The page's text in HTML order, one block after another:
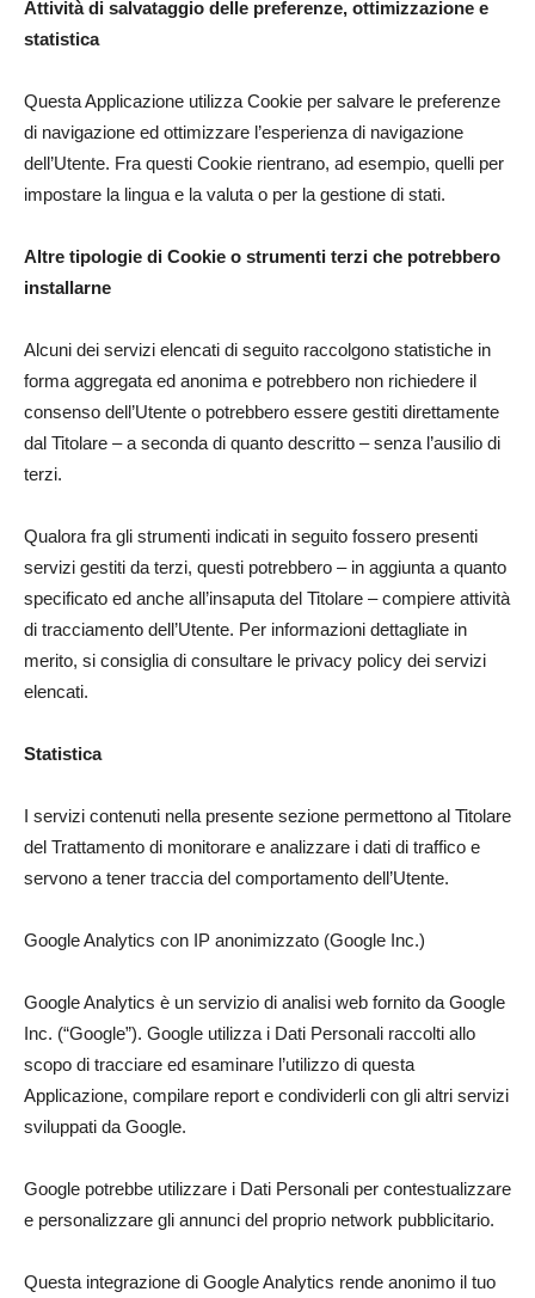
Attività di salvataggio delle preferenze, ottimizzazione e
statistica
Questa Applicazione utilizza Cookie per salvare le preferenze
di navigazione ed ottimizzare l’esperienza di navigazione
dell’Utente. Fra questi Cookie rientrano, ad esempio, quelli per
impostare la lingua e la valuta o per la gestione di stati.
Altre tipologie di Cookie o strumenti terzi che potrebbero
installarne
Alcuni dei servizi elencati di seguito raccolgono statistiche in
forma aggregata ed anonima e potrebbero non richiedere il
consenso dell’Utente o potrebbero essere gestiti direttamente
dal Titolare – a seconda di quanto descritto – senza l’ausilio di
terzi.
Qualora fra gli strumenti indicati in seguito fossero presenti
servizi gestiti da terzi, questi potrebbero – in aggiunta a quanto
specificato ed anche all’insaputa del Titolare – compiere attività
di tracciamento dell’Utente. Per informazioni dettagliate in
merito, si consiglia di consultare le privacy policy dei servizi
elencati.
Statistica
I servizi contenuti nella presente sezione permettono al Titolare
del Trattamento di monitorare e analizzare i dati di traffico e
servono a tener traccia del comportamento dell’Utente.
Google Analytics con IP anonimizzato (Google Inc.)
Google Analytics è un servizio di analisi web fornito da Google
Inc. (“Google”). Google utilizza i Dati Personali raccolti allo
scopo di tracciare ed esaminare l’utilizzo di questa
Applicazione, compilare report e condividerli con gli altri servizi
sviluppati da Google.
Google potrebbe utilizzare i Dati Personali per contestualizzare
e personalizzare gli annunci del proprio network pubblicitario.
Questa integrazione di Google Analytics rende anonimo il tuo